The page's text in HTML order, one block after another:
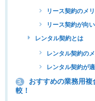
リース契約のメ
リース契約が向
レンタル契約とは
レンタル契約の
レンタル契約が
3.
おすすめの業務用
較！